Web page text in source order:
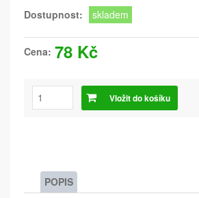
Dostupnost:
skladem
Cena: 78 Kč
Vložit do košíku
POPIS